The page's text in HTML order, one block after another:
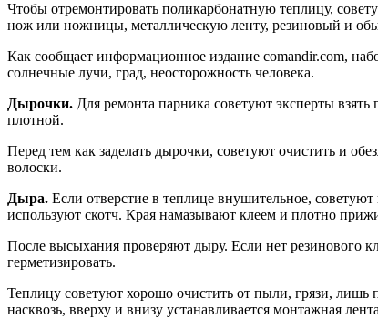
Чтобы отремонтировать поликарбонатную теплицу,
нож или ножницы, металлическую ленту, резиновый и
Как сообщает информационное издание comandir.com,
солнечные лучи, град, неосторожность человека.
Дырочки. Для ремонта парника советуют эксперты
плотной.
Перед тем как заделать дырочки, советуют очистить и
волоски.
Дыра. Если отверстие в теплице внушительное,
используют скотч. Края намазывают клеем и плотно
После высыхания проверяют дыру. Если нет резинового
герметизировать.
Теплицу советуют хорошо очистить от пыли, грязи,
насквозь, вверху и внизу устанавливается монтажная